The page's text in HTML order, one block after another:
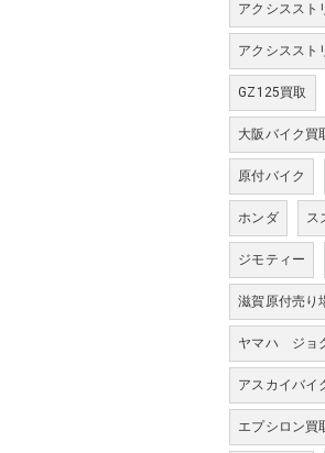
アクシススト
アクシススト
GZ125買取
大阪バイク買
原付バイク
ホンダ ス
ジモティー
滋賀原付売り
ヤマハ ジョ
アスカイバイ
エプシロン買